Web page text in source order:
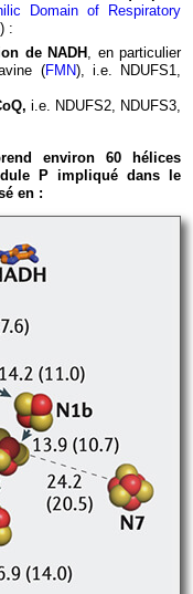
Domain of Respiratory
) :
de NADH , en particulier
(FMN), i.e. NDUFS1,
i.e. NDUFS2, NDUFS3,
environ 60 hélices
P impliqué dans le
en :